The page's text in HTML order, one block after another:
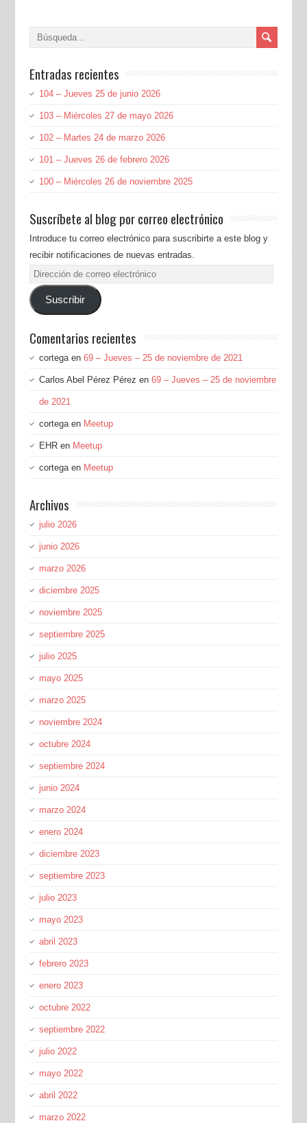
Entradas recientes
104 – Jueves 25 de junio 2026
103 – Miércoles 27 de mayo 2026
102 – Martes 24 de marzo 2026
101 – Jueves 26 de febrero 2026
100 – Miércoles 26 de noviembre 2025
Suscríbete al blog por correo electrónico
Introduce tu correo electrónico para suscribirte a este blog y
recibir notificaciones de nuevas entradas.
Dirección
de
correoSuscribir
Comentarios recientes
cortegaen 69 – Jueves – 25 de noviembre de 2021
Carlos Abel Pérez Pérez en 69 – Jueves – 25 de noviembre
de 2021
cortegaen Meetup
EHRen Meetup
cortegaen Meetup
Archivos
julio 2026
junio 2026
marzo 2026
diciembre 2025
noviembre 2025
septiembre 2025
julio 2025
mayo 2025
marzo 2025
noviembre 2024
octubre 2024
septiembre 2024
junio 2024
marzo 2024
enero 2024
diciembre 2023
septiembre 2023
julio 2023
mayo 2023
abril 2023
febrero 2023
enero 2023
octubre 2022
septiembre 2022
julio 2022
mayo 2022
abril 2022
marzo 2022